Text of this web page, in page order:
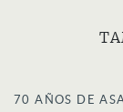
70 AÑOS DE